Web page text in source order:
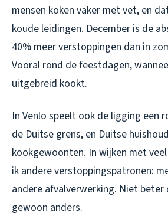
mensen koken vaker met vet, en
koude leidingen. December is de
40% meer verstoppingen dan in
Vooral rond de feestdagen,
uitgebreid kookt.
In Venlo speelt ook de ligging een
de Duitse grens, en Duitse
kookgewoonten. In wijken met
ik andere verstoppingspatronen:
andere afvalverwerking. Niet beter
gewoon anders.